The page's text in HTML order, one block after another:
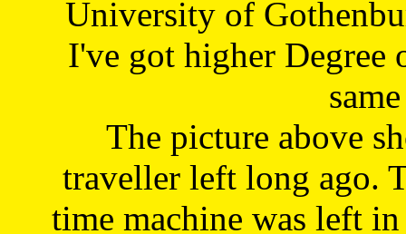
University of
I've got higher Degree
The picture above
traveller left long ago.
time machine was left